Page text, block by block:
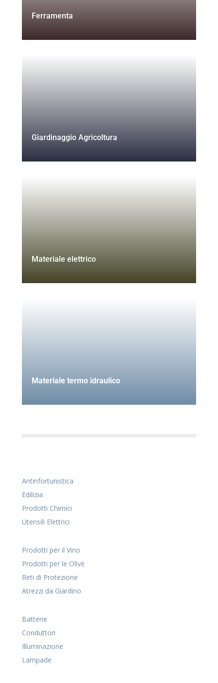
Ferramenta
Giardinaggio Agricoltura
Materiale elettrico
Materiale termo idraulico
Antinfortunistica
Edilizia
Prodotti Chimici
Utensili Elettrici
Prodotti per il Vino
Prodotti per le Olive
Reti di Protezione
Atrezzi da Giardino
Batterie
Conduttori
Illuminazione
Lampade